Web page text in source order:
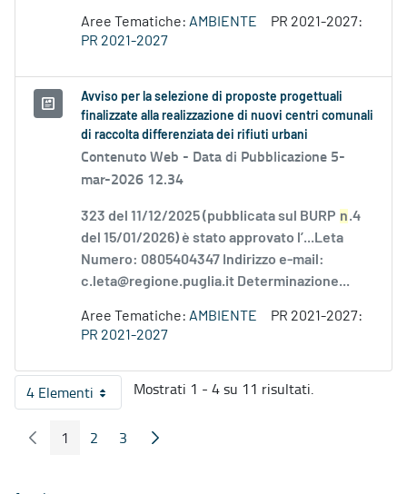
Aree Tematiche: AMBIENTE
PR 2021-2027:
PR 2021-2027
Avviso per la selezione di proposte progettuali
finalizzate alla realizzazione di nuovi centri comunali
di raccolta differenziata dei rifiuti urbani
Contenuto Web - Data di Pubblicazione 5-
mar-2026 12.34
323 del 11/12/2025 (pubblicata sul BURP n.4
del 15/01/2026) è stato approvato l’...Leta
Numero: 0805404347 Indirizzo e-mail:
c.leta@regione.puglia.it Determinazione...
Aree Tematiche: AMBIENTE
PR 2021-2027:
PR 2021-2027
4 ElementiPer pagina
Mostrati 1 - 4 su 11 risultati.
Pagina Precedente
Pagina
1 Pagina
2 Pagina
3 Pagina Seguente